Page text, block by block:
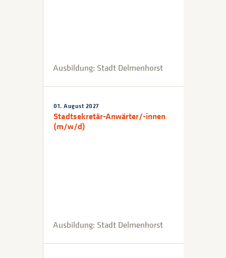
Ausbildung: Stadt Delmenhorst
01. August 2027
Stadtsekretär-Anwärter/-innen
(m/w/d)
Ausbildung: Stadt Delmenhorst